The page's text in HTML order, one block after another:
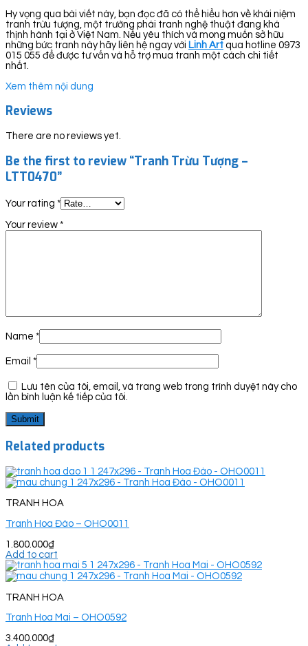
Hy vọng qua bài viết này, bạn đọc đã có thể hiểu hơn về khái niệm
tranh trừu tượng, một trường phái tranh nghệ thuật đang khá
thịnh hành tại ở Việt Nam. Nếu yêu thích và mong muốn sở hữu
những bức tranh này hãy liên hệ ngay với Linh Art qua hotline 0973
015 055 để được tư vấn và hỗ trợ mua tranh một cách chi tiết
nhất.
Xem thêm nội dung
Reviews
There are no reviews yet.
Be the first to review “Tranh Trừu Tượng –
LTT0470”
Your rating *
Your review *
Name *
Email *
Lưu tên của tôi, email, và trang web trong trình duyệt này cho
lần bình luận kế tiếp của tôi.
Related products
TRANH HOA
Tranh Hoa Đào – OHO0011
1.800.000₫
Add to cart
TRANH HOA
Tranh Hoa Mai – OHO0592
3.400.000₫